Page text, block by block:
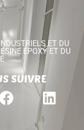
ET DU
ÉPOXY ET DU
SUIVRE